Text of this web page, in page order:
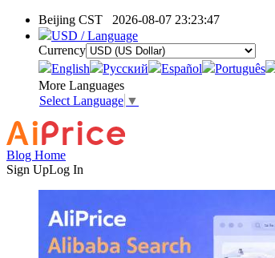
Beijing CST 2026-08-07 23:23:47
USD / Language
Currency
English
Pусский Español Português
More Languages
Select Language ▼
Blog Home
Sign UpLog In